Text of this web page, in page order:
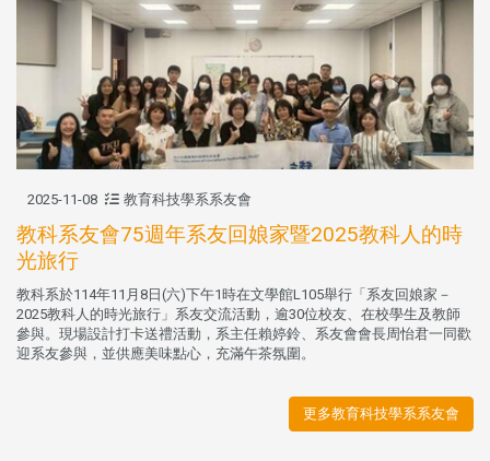
2025-11-08 教育科技學系系友會
教科系友會75週年系友回娘家暨2025教科人的時
光旅行
教科系於114年11月8日(六)下午1時在文學館L105舉行「系友回娘家－
2025教科人的時光旅行」系友交流活動，逾30位校友、在校學生及教師
參與。現場設計打卡送禮活動，系主任賴婷鈴、系友會會長周怡君一同歡
迎系友參與，並供應美味點心，充滿午茶氛圍。
更多教育科技學系系友會